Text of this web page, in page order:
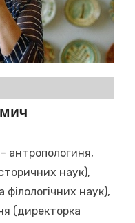
антропологиня,
наук),
наук),
(директорка